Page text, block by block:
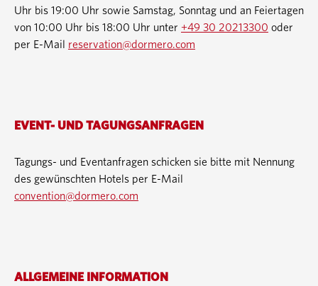
Uhr bis 19:00 Uhr sowie Samstag, Sonntag und an Feiertagen
von 10:00 Uhr bis 18:00 Uhr unter +49 30 20213300 oder
per E-Mail reservation@dormero.com
EVENT- UND TAGUNGSANFRAGEN
Tagungs- und Eventanfragen schicken sie bitte mit Nennung
des gewünschten Hotels per E-Mail
convention@dormero.com
ALLGEMEINE INFORMATION